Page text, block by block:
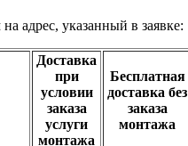
адрес, указанный в заявке:
Доставка
при
условии
заказа
услуги
монтажа
Бесплатная
доставка без
заказа
монтажа